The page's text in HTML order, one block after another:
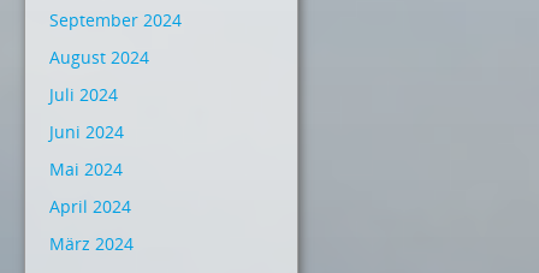
September 2024
August 2024
Juli 2024
Juni 2024
Mai 2024
April 2024
März 2024